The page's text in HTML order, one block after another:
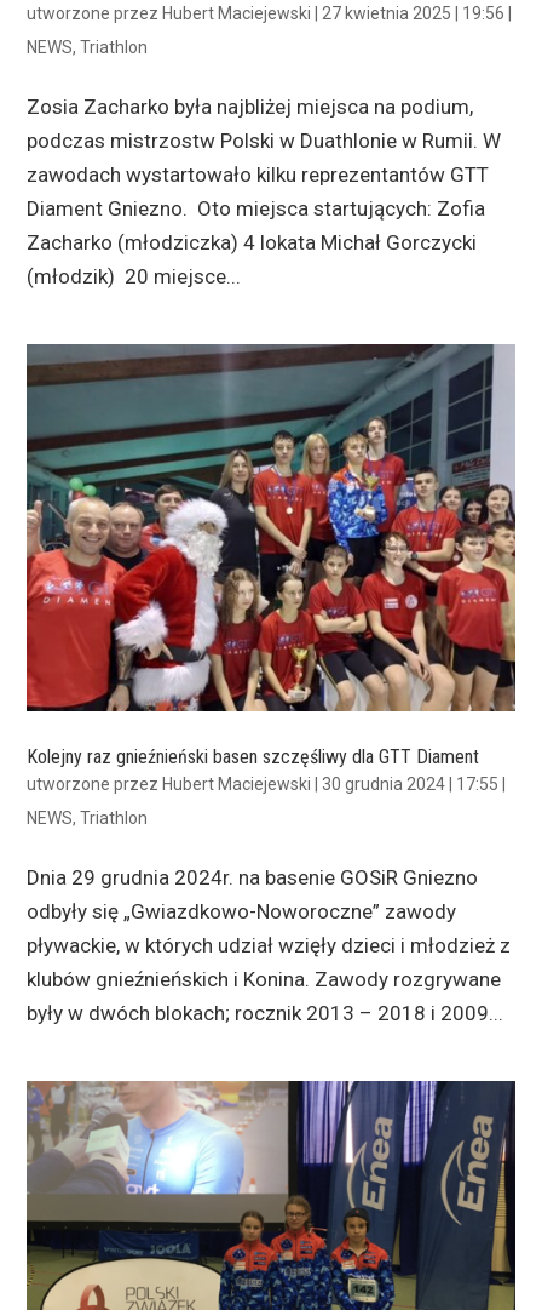
utworzone przez Hubert Maciejewski |27 kwietnia 2025 | 19:56
NEWS,Triathlon
Zosia Zacharko była najbliżej miejsca na podium,
podczas mistrzostw Polski w Duathlonie w Rumii. W
zawodach wystartowało kilku reprezentantów GTT
Diament Gniezno. Oto miejsca startujących: Zofia
Zacharko (młodziczka) 4 lokata Michał Gorczycki
(młodzik) 20 miejsce...
Kolejny raz gnieźnieński basen szczęśliwy dla GTT Diament
utworzone przez Hubert Maciejewski 30 grudnia 2024 | 17:55
NEWS,Triathlon
Dnia 29 grudnia 2024r. na basenie GOSiR Gniezno
odbyły się „Gwiazdkowo-Noworoczne” zawody
pływackie, w których udział wzięły dzieci i młodzież z
klubów gnieźnieńskich i Konina. Zawody rozgrywane
były w dwóch blokach; rocznik 2013 – 2018 i 2009...